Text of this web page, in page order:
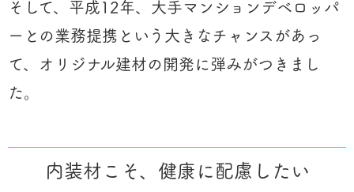
そして、平成12年、大手マンションデベロッパ
ーとの業務提携という大きなチャンスがあっ
て、オリジナル建材の開発に弾みがつきまし
た。
内装材こそ、健康に配慮したい